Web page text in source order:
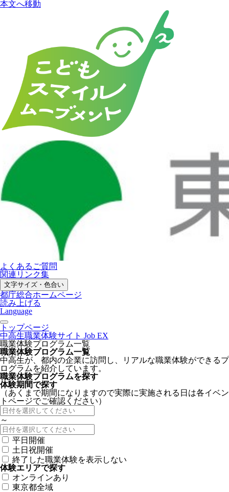
本文へ移動
よくあるご質問
関連リンク集
文字サイズ・色合い
都庁総合ホームページ
読み上げる
Language
トップページ
中高生職業体験サイト Job EX
職業体験プログラム一覧
職業体験プログラム一覧
中高生が、都内の企業に訪問し、リアルな職業体験ができるプ
ログラムを紹介しています。
職業体験プログラムを探す
体験期間で探す
（あくまで期間になりますので実際に実施される日は各イベン
トページでご確認ください）
～
平日開催
土日祝開催
終了した職業体験を表示しない
体験エリアで探す
オンラインあり
東京都全域